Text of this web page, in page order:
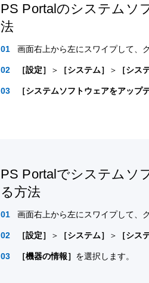
PS Portalのシステムソ
法
画面右上から左にスワイプして、
［設定］ ＞ ［システム］ ＞ ［シス
［システムソフトウェアをアップ
PS Portalでシステムソ
る方法
画面右上から左にスワイプして、
［設定］ ＞ ［システム］ ＞ ［シス
［機器の情報］ を選択します。